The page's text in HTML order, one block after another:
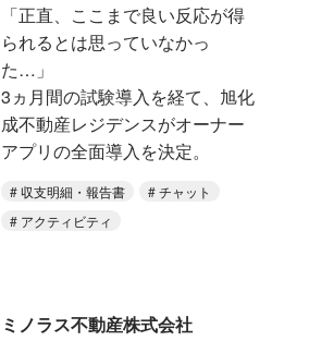
「正直、ここまで良い反応が得
られるとは思っていなかっ
た…」
3ヵ月間の試験導入を経て、旭化
成不動産レジデンスがオーナー
アプリの全面導入を決定。
収支明細・報告書
チャット
アクティビティ
ミノラス不動産株式会社